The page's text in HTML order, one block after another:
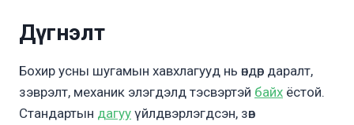
Дүгнэлт
Бохир усны шугамын хавхлагууд нь өндөр даралт,
зэврэлт, механик элэгдэлд тэсвэртэй байх ёстой.
Стандартын дагуу үйлдвэрлэгдсэн, зөв